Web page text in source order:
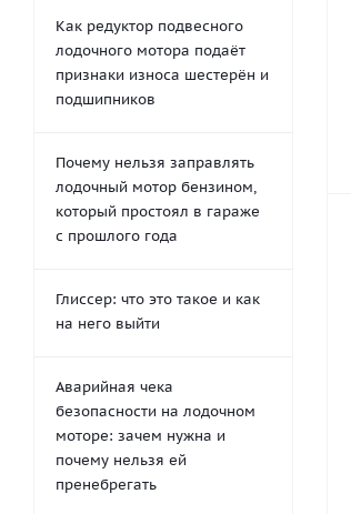
Как редуктор подвесного
лодочного мотора подаёт
признаки износа шестерён и
подшипников
Почему нельзя заправлять
лодочный мотор бензином,
который простоял в гараже
с прошлого года
Глиссер: что это такое и как
на него выйти
Аварийная чека
безопасности на лодочном
моторе: зачем нужна и
почему нельзя ей
пренебрегать